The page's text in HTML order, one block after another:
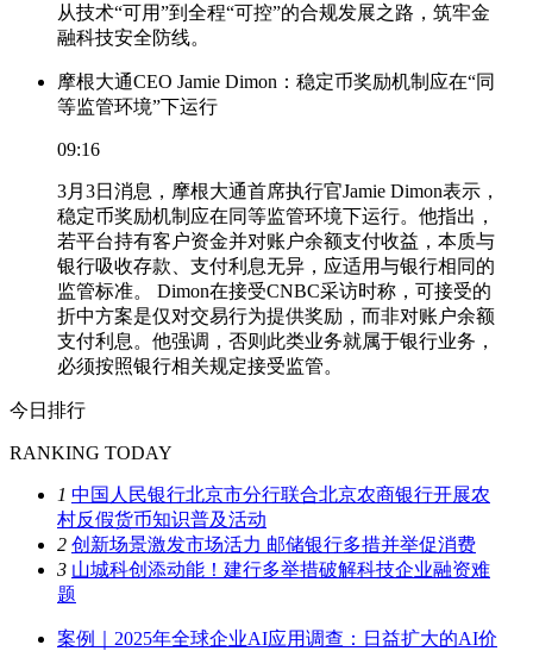
从技术“可用”到全程“可控”的合规发展之路，筑牢金
融科技安全防线。
摩根大通CEO Jamie Dimon：稳定币奖励机制应在“同
等监管环境”下运行
09:16
3月3日消息，摩根大通首席执行官Jamie Dimon表示，
稳定币奖励机制应在同等监管环境下运行。他指出，
若平台持有客户资金并对账户余额支付收益，本质与
银行吸收存款、支付利息无异，应适用与银行相同的
监管标准。 Dimon在接受CNBC采访时称，可接受的
折中方案是仅对交易行为提供奖励，而非对账户余额
支付利息。他强调，否则此类业务就属于银行业务，
必须按照银行相关规定接受监管。
今日排行
RANKING TODAY
1 中国人民银行北京市分行联合北京农商银行开展农
村反假货币知识普及活动
2 创新场景激发市场活力 邮储银行多措并举促消费
3 山城科创添动能！建行多举措破解科技企业融资难
题
案例｜2025年全球企业AI应用调查：日益扩大的AI价